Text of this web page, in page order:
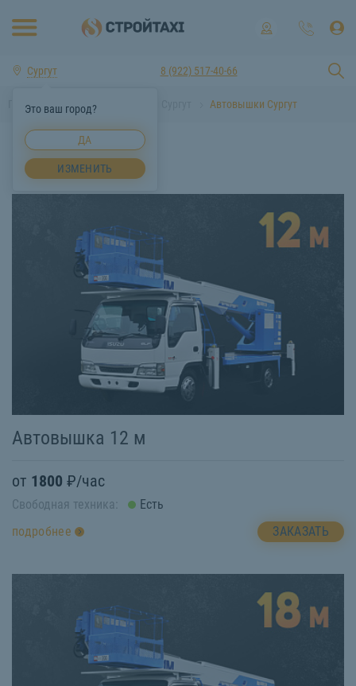
Сургут
Это ваш город?
ДА
ИЗМЕНИТЬ
8 (922) 517-40-66
Главная Аренда спецтехники Сургут Автовышки Сургут
Автовышки Сургут
Автовышка 12 м
от 1800 ₽/час
Свободная техника:
Есть
подробнее
ЗАКАЗАТЬ